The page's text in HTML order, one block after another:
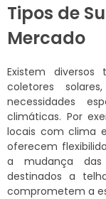
Tipos de
Mercado
Existem
coletores
necessidades
climáticas. Por
locais com clima
oferecem
a mudança das
destinados a
comprometem a